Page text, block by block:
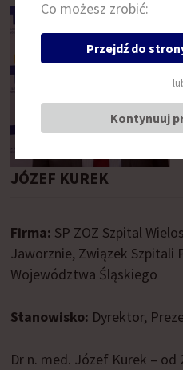
JÓZEF KUREK
Firma: SP ZOZ Szpital
Jaworznie, Związek Szpitali
Województwa Śląskiego
Stanowisko: Dyrektor,
Dr n. med. Józef Kurek – od
Co możesz zrobić:
Przejdź do
Kontynuuj